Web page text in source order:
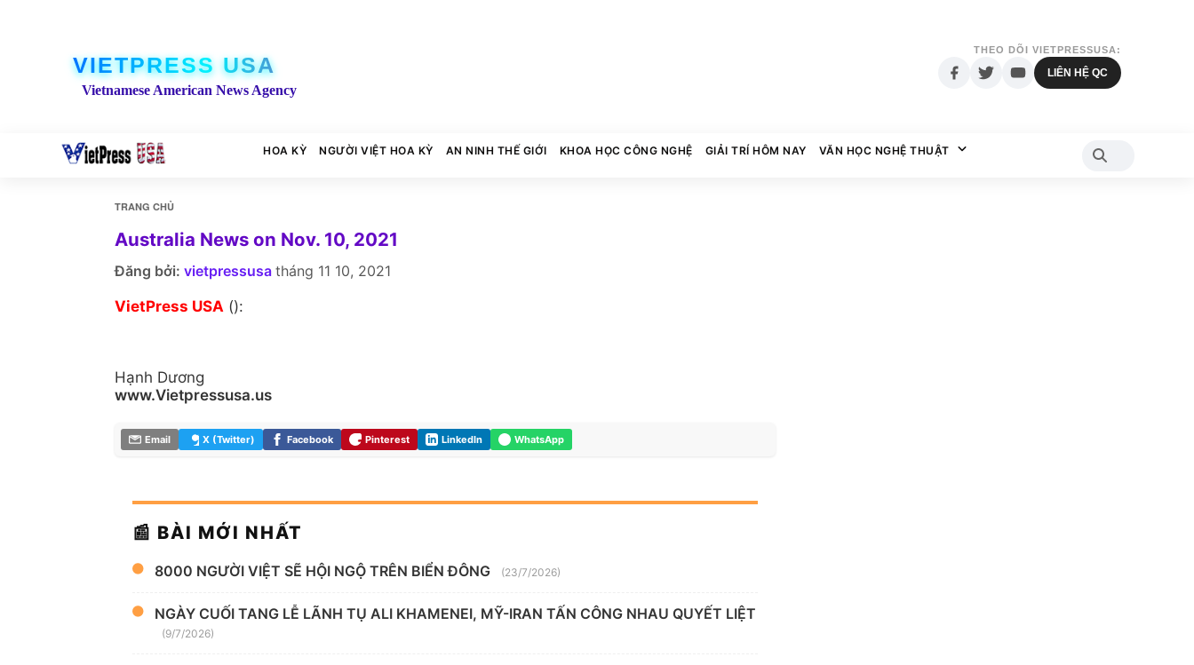
VIETPRESS USA
Vietnamese American News Agency
THEO DÕI VIETPRESSUSA:
LIÊN HỆ QC
HOA KỲ NGƯỜI VIỆT HOA KỲ AN NINH THẾ GIỚI KHOA HỌC CÔNG NGHỆ GIẢI TRÍ HÔM NAY VĂN HỌC NGHỆ THUẬT
TRANG CHỦ
Australia News on Nov. 10, 2021
Đăng bởi: vietpressusa tháng 11 10, 2021
VietPress USA ():
Hạnh Dương
www.Vietpressusa.us
Email X (Twitter) Facebook Pinterest LinkedIn WhatsApp
📰 BÀI MỚI NHẤT
8000 NGƯỜI VIỆT SẼ HỘI NGỘ TRÊN BIỂN ĐÔNG (23/7/2026)
NGÀY CUỐI TANG LỄ LÃNH TỤ ALI KHAMENEI, MỸ-IRAN TẤN CÔNG NHAU QUYẾT LIỆT
(9/7/2026)